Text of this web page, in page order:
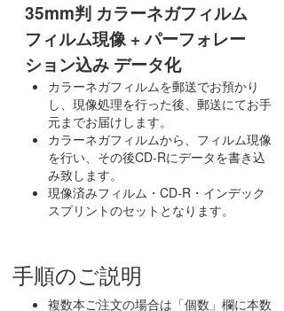
35mm判 カラーネガフィルム
フィルム現像 + パーフォレー
ション込み データ化
カラーネガフィルムを郵送でお預かり
し、現像処理を行った後、郵送にてお手
元までお届けします。
カラーネガフィルムから、フィルム現像
を行い、その後CD-Rにデータを書き込
み致します。
現像済みフィルム・CD-R・インデック
スプリントのセットとなります。
手順のご説明
複数本ご注文の場合は「個数」欄に本数